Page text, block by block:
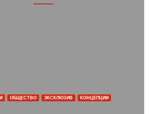
ОБЩЕСТВО ЭКСКЛЮЗИВ КОНЦЕПЦИИ